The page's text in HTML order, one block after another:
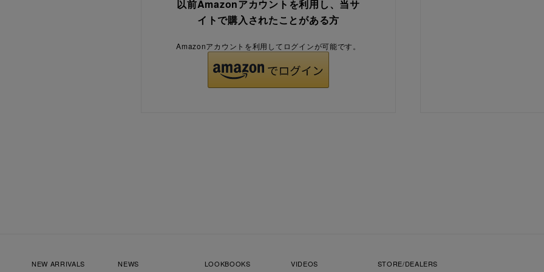
以前Amazonアカウントを利用し、当サ
イトで購入されたことがある方
Amazonアカウントを利用してログインが可能です。
NEW ARRIVALS NEWS LOOKBOOKS VIDEOS STORE/DEALERS